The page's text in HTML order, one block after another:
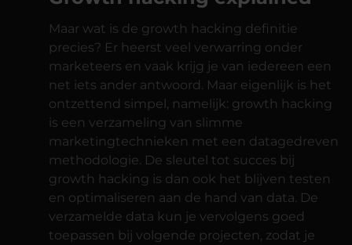
Maar wat is de growth hacking definitie
precies? Er heerst veel verwarring onder
marketeers en vaak krijg je van iedereen een
net iets ander antwoord. Maar eigenlijk is het
ontzettend simpel, namelijk: growth hacking
is een verzameling van slimme
marketingtechnieken met een datagedreven
methodologie. De sleutel tot succes bij
growth hacking is dan ook het blijven testen
en optimaliseren aan de hand van data. De
verzamelde data kun je vervolgens goed
toepassen bij volgende projecten, zodat je